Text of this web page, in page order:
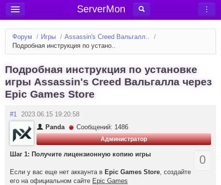
ServerMon
Добавить сервер
Мониторинг серверов
Блог
Статьи
Вход в аккаунт
Форум / Игры / Assassin's Creed Вальгалл..
/
Подробная инструкция по устано..
Подробная инструкция по установке
игры Assassin's Creed Вальгалла через
Epic Games Store
#1 2023.06.15 19:20:58
Panda
Сообщений: 1486
Администратор
0
Шаг 1: Получите лицензионную копию игры
Если у вас еще нет аккаунта в Epic Games Store, создайте
его на официальном сайте Epic Games